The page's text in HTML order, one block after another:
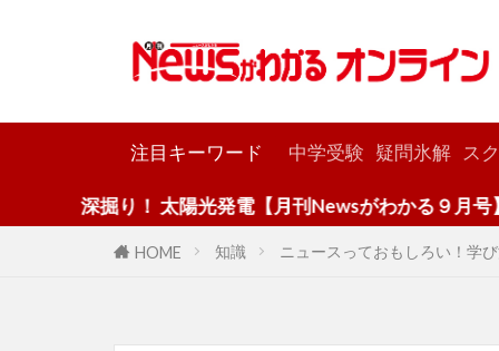
注目キーワード 中学受験 疑問氷解 ス
掘り！ 太陽光発電【月刊Newsがわかる９月号】
HOME 知識 ニュースっておもしろい！学